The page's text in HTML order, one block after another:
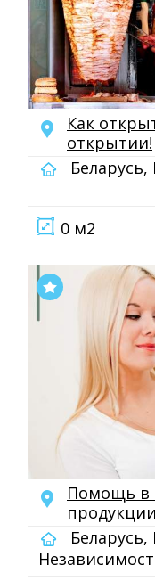
Как
открытии!
0 м2
Помощь в